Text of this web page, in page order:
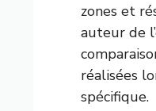
zones et
auteur de
réalisées
spécifique.